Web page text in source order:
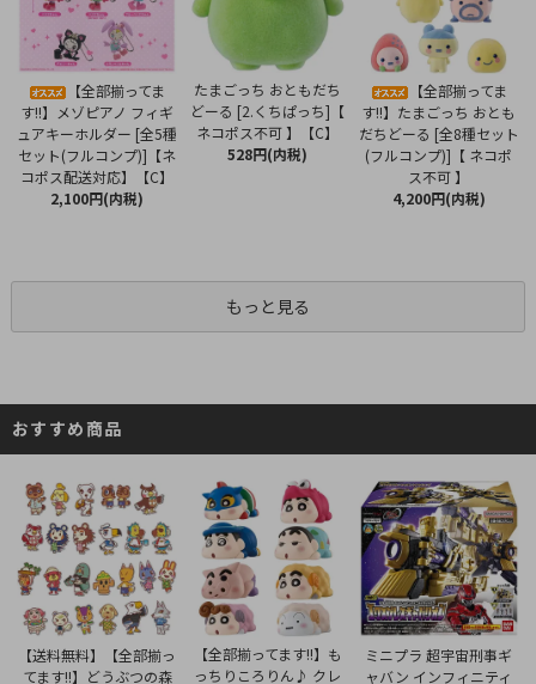
【全部揃ってま
す!!】メゾピアノ フィギ
ュアキーホルダー [全5種
セット(フルコンプ)]【ネ
コポス配送対応】【C】
2,100円(内税)
たまごっち おともだち
どーる [2.くちぱっち]【
ネコポス不可 】【C】
528円(内税)
【全部揃ってま
す!!】たまごっち おとも
だちどーる [全8種セット
(フルコンプ)]【 ネコポ
ス不可 】
4,200円(内税)
もっと見る
おすすめ商品
【送料無料】【全部揃っ
てます!!】どうぶつの森
【全部揃ってます!!】も
っちりころりん♪ クレ
ミニプラ 超宇宙刑事ギ
ャバン インフィニティ